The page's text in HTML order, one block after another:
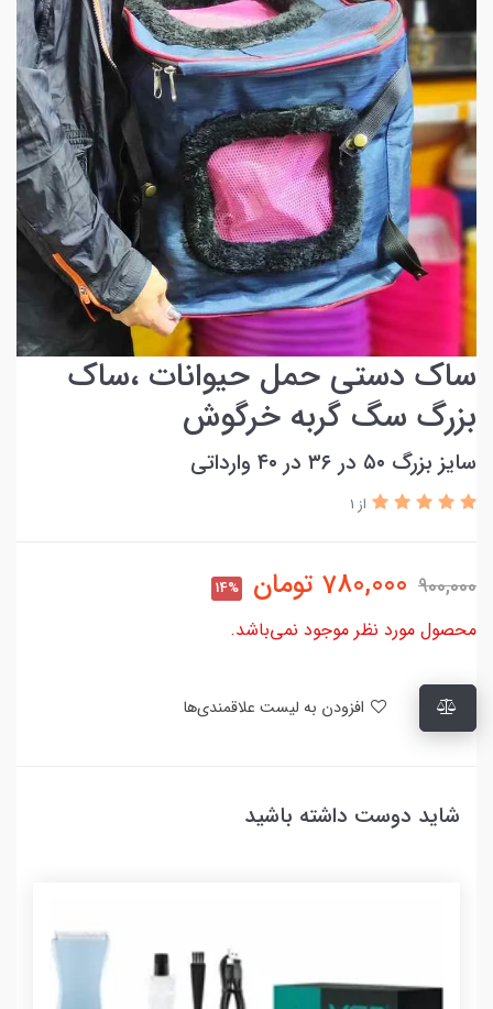
ساک دستی حمل حیوانات ،ساک
بزرگ سگ گربه خرگوش
سایز بزرگ ۵۰ در ۳۶ در ۴۰ وارداتی
از 1
900,000
780,000 تومان 14%
محصول مورد نظر موجود نمی‌باشد.
شاید دوست داشته باشید